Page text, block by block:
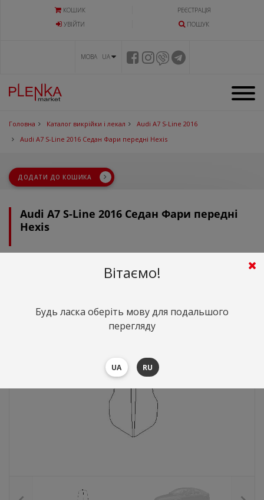
КОШИК
РЕЄСТРАЦІЯ
УВIЙТИ
ПОШУК
МОВА UA
Головна Каталог викрійки і лекал
Audi A7 S-Line 2016
Audi A7 S-Line 2016 Седан Фари передні Hexis
ДОДАТИ ДО КОШИКА
Audi A7 S-Line 2016 Седан Фари передні
Hexis
грн.
Вітаємо!
Будь ласка оберіть мову для подальшого
перегляду
UA RU